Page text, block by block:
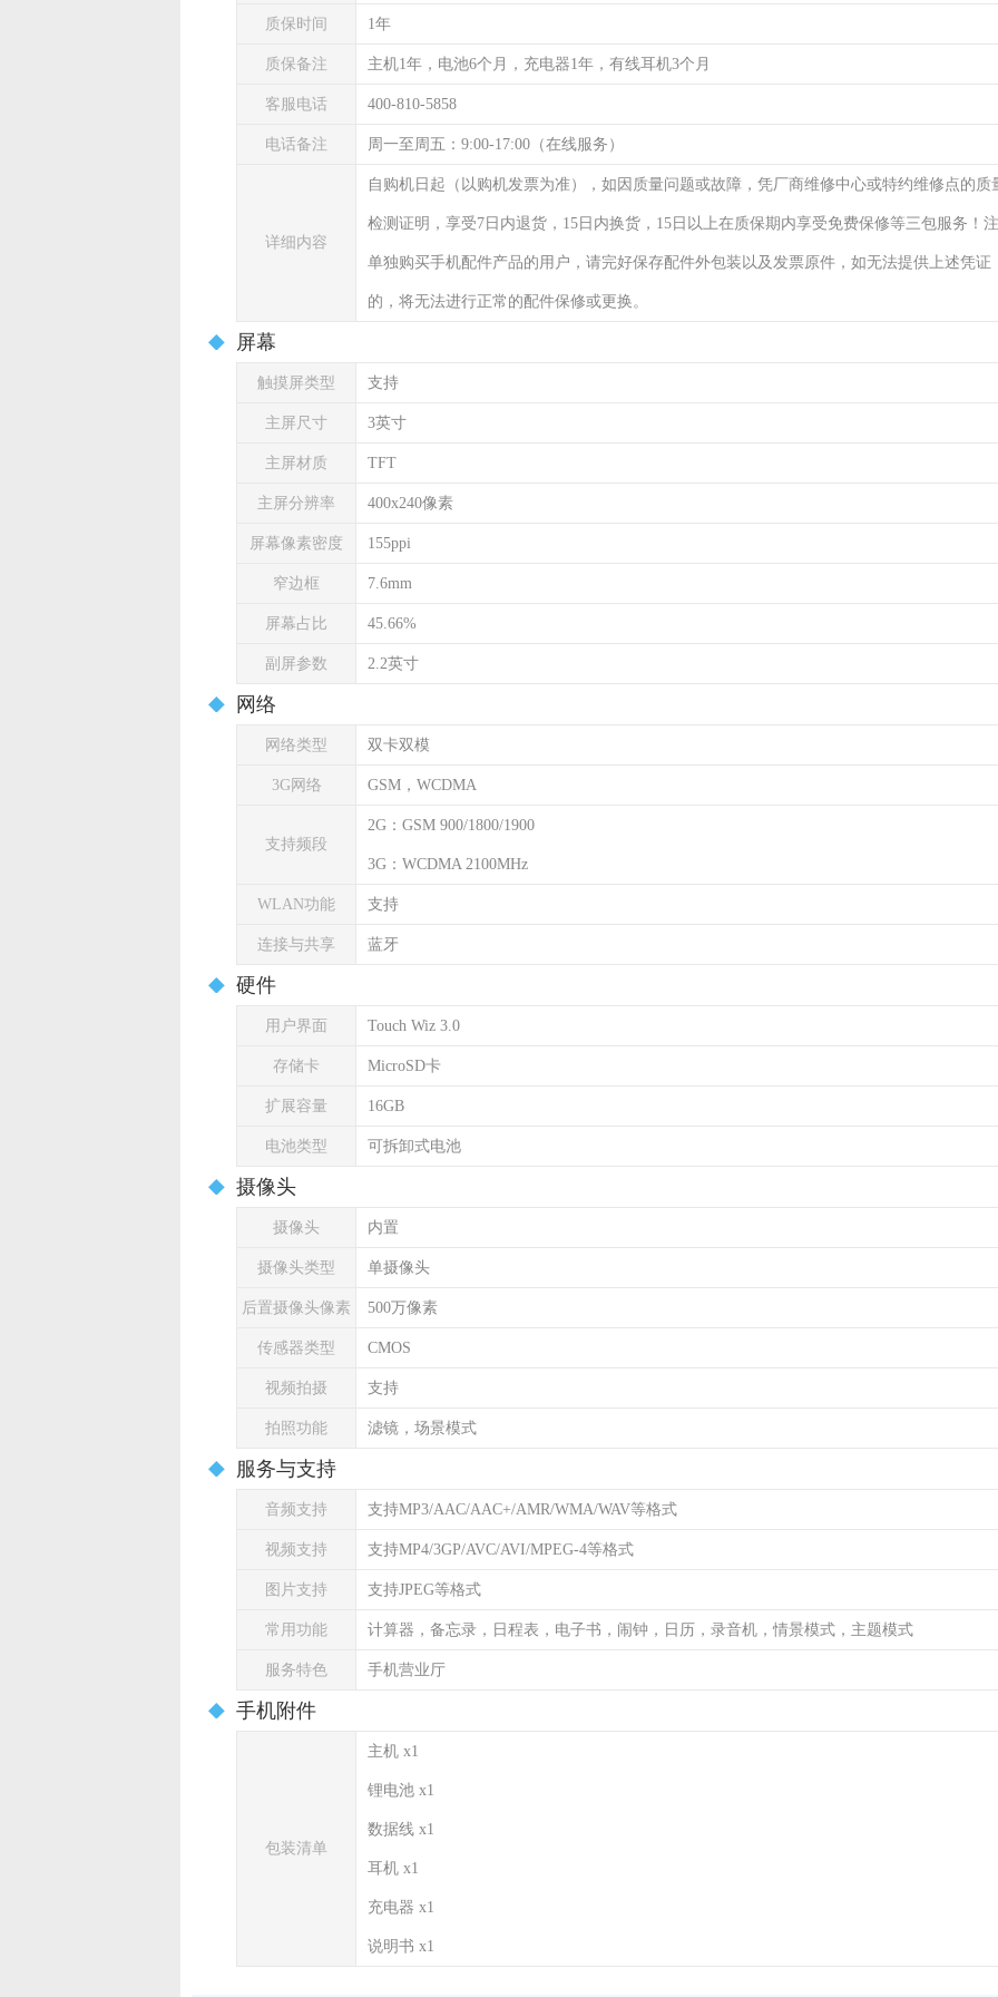
质保时间 1年
质保备注 主机1年，电池6个月，充电器1年，有线耳机3个月
客服电话 400-810-5858
电话备注 周一至周五：9:00-17:00（在线服务）
详细内容
自购机日起（以购机发票为准），如因质量问题或故障，凭厂商维修中心或特约维修点的质
检测证明，享受7日内退货，15日内换货，15日以上在质保期内享受免费保修等三包服务！
单独购买手机配件产品的用户，请完好保存配件外包装以及发票原件，如无法提供上述凭证
的，将无法进行正常的配件保修或更换。
屏幕
触摸屏类型 支持
主屏尺寸 3英寸
主屏材质 TFT
主屏分辨率 400x240像素
屏幕像素密度 155ppi
窄边框 7.6mm
屏幕占比 45.66%
副屏参数 2.2英寸
网络
网络类型 双卡双模
3G网络 GSM，WCDMA
支持频段
2G：GSM 900/1800/1900
3G：WCDMA 2100MHz
WLAN功能 支持
连接与共享 蓝牙
硬件
用户界面 Touch Wiz 3.0
存储卡 MicroSD卡
扩展容量 16GB
电池类型 可拆卸式电池
摄像头
摄像头 内置
摄像头类型 单摄像头
后置摄像头像素 500万像素
传感器类型 CMOS
视频拍摄 支持
拍照功能 滤镜，场景模式
服务与支持
音频支持 支持MP3/AAC/AAC+/AMR/WMA/WAV等格式
视频支持 支持MP4/3GP/AVC/AVI/MPEG-4等格式
图片支持 支持JPEG等格式
常用功能 计算器，备忘录，日程表，电子书，闹钟，日历，录音机，情景模式，主题模式
服务特色 手机营业厅
手机附件
包装清单
主机 x1
锂电池 x1
数据线 x1
耳机 x1
充电器 x1
说明书 x1